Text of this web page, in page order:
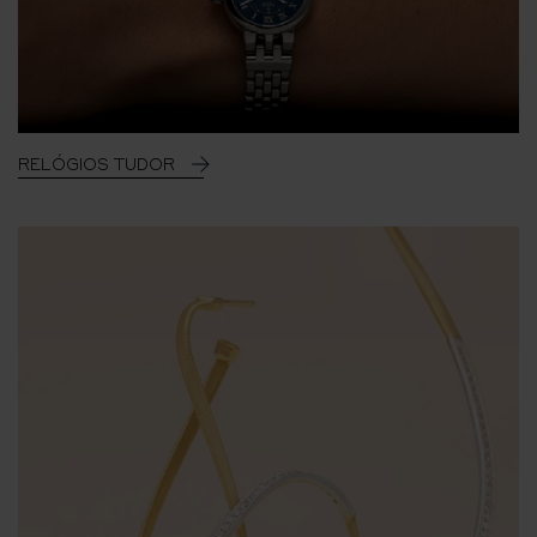
RELÓGIOS TUDOR